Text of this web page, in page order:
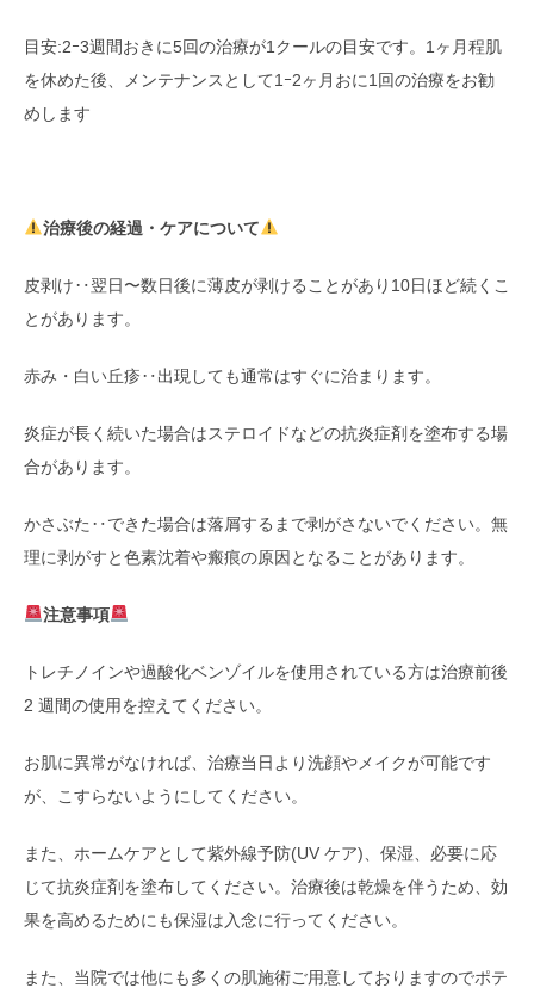
目安:2ｰ3週間おきに5回の治療が1クールの目安です。1ヶ月程肌
を休めた後、メンテナンスとして1ｰ2ヶ月おに1回の治療をお勧
めします
治療後の経過・ケアについて
皮剥け‥翌日〜数日後に薄皮が剥けることがあり10日ほど続くこ
とがあります。
赤み・白い丘疹‥出現しても通常はすぐに治まります。
炎症が長く続いた場合はステロイドなどの抗炎症剤を塗布する場
合があります。
かさぶた‥できた場合は落屑するまで剥がさないでください。無
理に剥がすと色素沈着や瘢痕の原因となることがあります。
注意事項
トレチノインや過酸化ベンゾイルを使用されている方は治療前後
2 週間の使用を控えてください。
お肌に異常がなければ、治療当日より洗顔やメイクが可能です
が、こすらないようにしてください。
また、ホームケアとして紫外線予防(UV ケア)、保湿、必要に応
じて抗炎症剤を塗布してください。治療後は乾燥を伴うため、効
果を高めるためにも保湿は入念に行ってください。
また、当院では他にも多くの肌施術ご用意しておりますのでポテ